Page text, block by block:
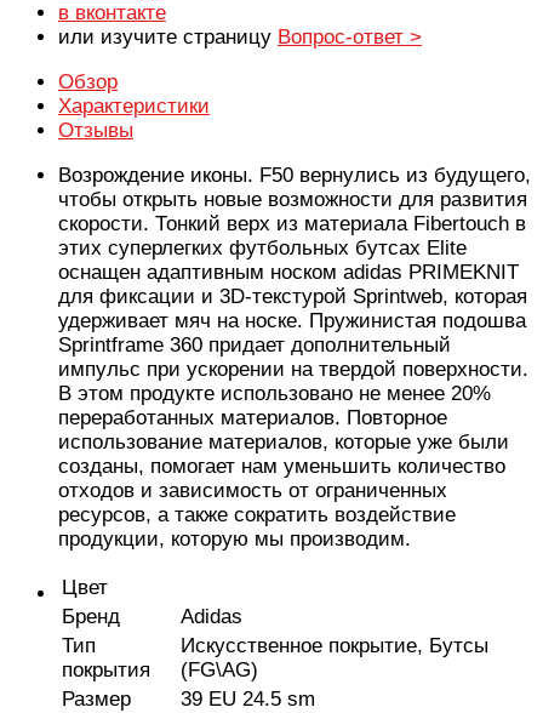
в вконтакте
или изучите страницу Вопрос-ответ >
Обзор
Характеристики
Отзывы
Возрождение иконы. F50 вернулись из будущего,
чтобы открыть новые возможности для развития
скорости. Тонкий верх из материала Fibertouch в
этих суперлегких футбольных бутсах Elite
оснащен адаптивным носком adidas PRIMEKNIT
для фиксации и 3D-текстурой Sprintweb, которая
удерживает мяч на носке. Пружинистая подошва
Sprintframe 360 придает дополнительный
импульс при ускорении на твердой поверхности.
В этом продукте использовано не менее 20%
переработанных материалов. Повторное
использование материалов, которые уже были
созданы, помогает нам уменьшить количество
отходов и зависимость от ограниченных
ресурсов, а также сократить воздействие
продукции, которую мы производим.
Цвет
Бренд
Adidas
Тип
покрытия
Искусственное покрытие, Бутсы
(FG\AG)
Размер
39 EU 24.5 sm